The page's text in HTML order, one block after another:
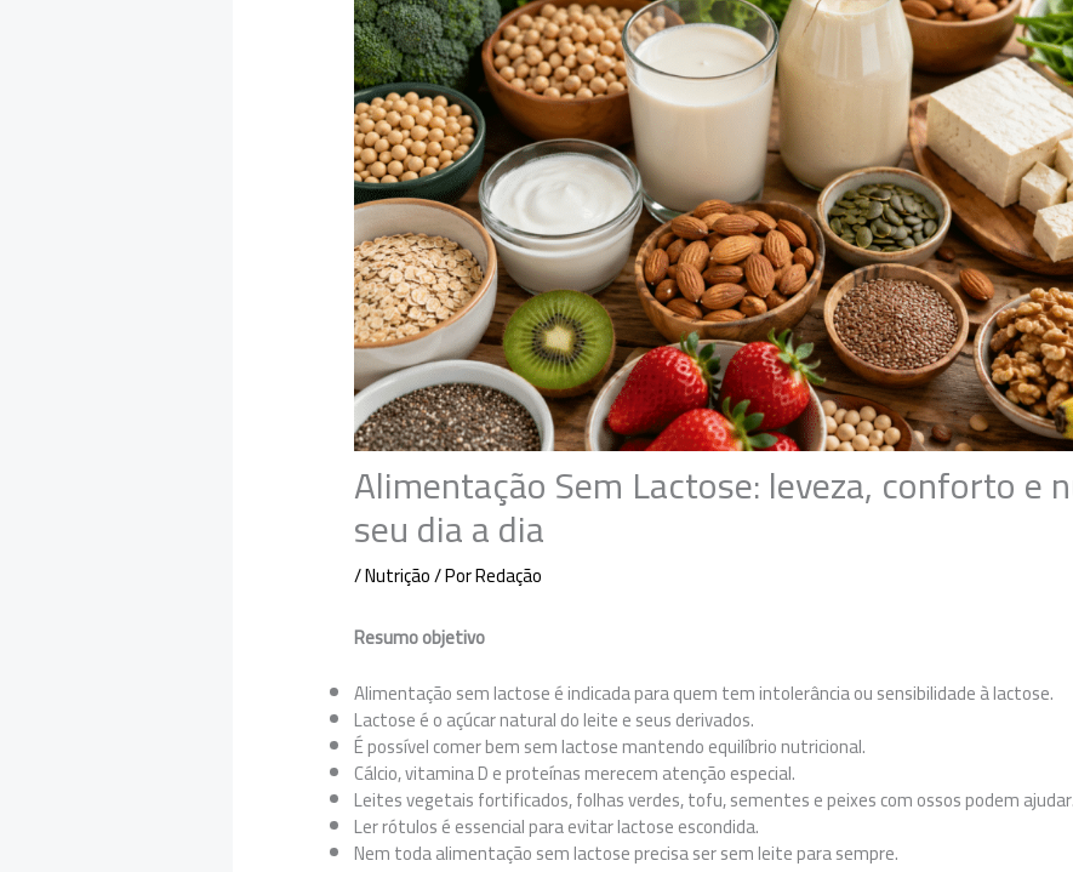
Alimentação Sem Lactose: leveza, conforto e
seu dia a dia
/Nutrição/ PorRedação
Resumo objetivo
Alimentação sem lactose é indicada para quem tem intolerância ou sensibilidade à lactose.
Lactose é o açúcar natural do leite e seus derivados.
É possível comer bem sem lactose mantendo equilíbrio nutricional.
Cálcio, vitamina D e proteínas merecem atenção especial.
Leites vegetais fortificados, folhas verdes, tofu, sementes e peixes com ossos podem ajudar.
Ler rótulos é essencial para evitar lactose escondida.
Nem toda alimentação sem lactose precisa ser sem leite para sempre.